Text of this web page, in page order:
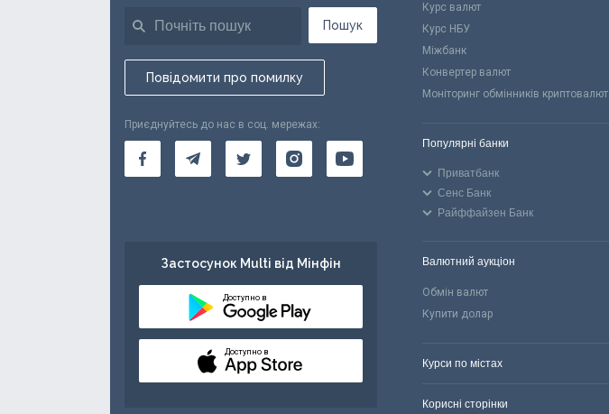
Пошук
Повідомити про помилку
Приєднуйтесь до нас в соц. мережах:
Застосунок Multi від Мінфін
Доступно в
Доступно в
Курс валют
Курс НБУ
Міжбанк
Конвертер валют
Моніторинг обмінників криптовалют
Популярні банки
Приватбанк
Сенс Банк
Райффайзен Банк
Валютний аукціон
Обмін валют
Купити долар
Курси по містах
Корисні сторінки